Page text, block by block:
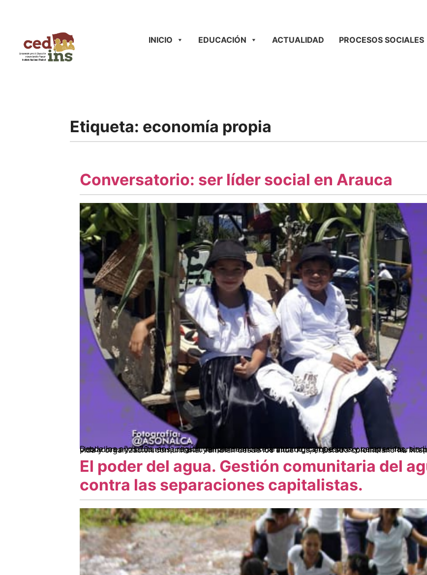
INICIO EDUCACIÓN ACTUALIDAD PROCESOS SOCIALES
Etiqueta: economía propia
Conversatorio: ser líder social en Arauca
Desde los años 70s, en la región del pie de monte araucano, campesinos y campesinas, sindicalistas, indígenas, mujeres y jóvenes, pobladores y habitantes, construyen alternativas de vida digna, que se expresan en fuertes procesos de economía propia, planes de vida y organización comunitaria.
El poder del agua. Gestión comunitaria del
contra las separaciones capitalistas.